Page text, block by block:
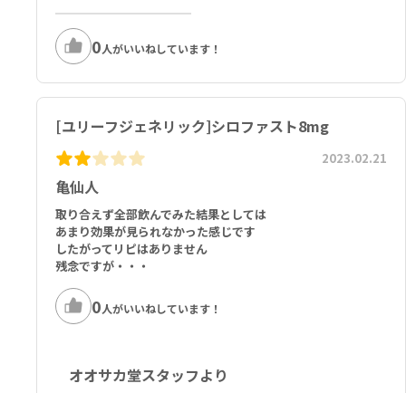
0人がいいねしています！
[ユリーフジェネリック]シロファスト8mg
亀仙人
2023.02.21
取り合えず全部飲んでみた結果としては
あまり効果が見られなかった感じです
したがってリピはありません
残念ですが・・・
0人がいいねしています！
オオサカ堂スタッフより